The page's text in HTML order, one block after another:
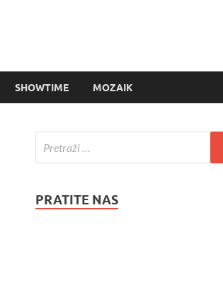
SHOWTIME MOZAIK
PRATITE NAS